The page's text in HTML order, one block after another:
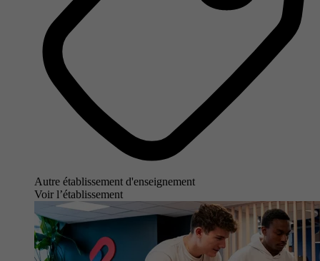
Autre établissement d'enseignement
Voir l’établissement